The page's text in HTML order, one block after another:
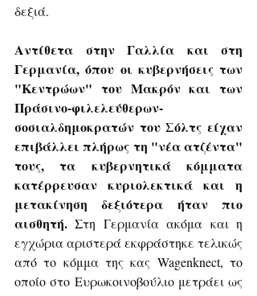
δεξιά.
Αντίθετα στην Γαλλία και στη
Γερμανία, όπου οι κυβερνήσεις των
"Κεντρώων" του Μακρόν και των
Πράσινο-φιλελεύθερων-
σοσιαλδημοκρατών του Σόλτς είχαν
επιβάλλει πλήρως τη "νέα ατζέντα"
τους, τα κυβερνητικά κόμματα
κατέρρευσαν κυριολεκτικά και η
μετακίνηση δεξιότερα ήταν πιο
αισθητή. Στη Γερμανία ακόμα και η
εγχώρια αριστερά εκφράστηκε τελικώς
από το κόμμα της κας Wagenknect, το
οποίο στο Ευρωκοινοβούλιο μετράει ως